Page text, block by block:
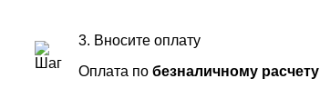
3. Вносите оплату
Оплата побезналичному расчету